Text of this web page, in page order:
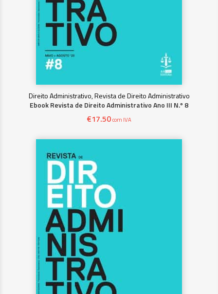
Direito Administrativo, Revista de Direito Administrativo
Ebook Revista de Direito Administrativo Ano III N.º 8
€17.50com IVA